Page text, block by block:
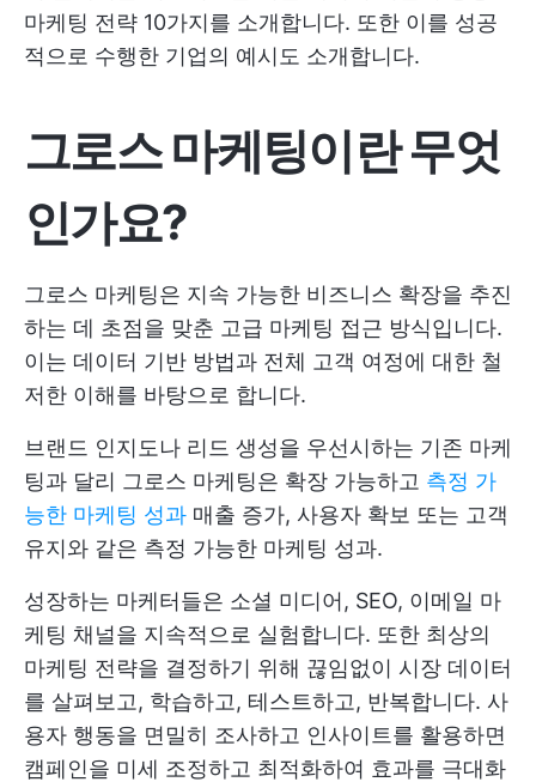
마케팅 전략 10가지를 소개합니다. 또한 이를 성공
적으로 수행한 기업의 예시도 소개합니다.
그로스 마케팅이란 무엇
인가요?
그로스 마케팅은 지속 가능한 비즈니스 확장을 추진
하는 데 초점을 맞춘 고급 마케팅 접근 방식입니다.
이는 데이터 기반 방법과 전체 고객 여정에 대한 철
저한 이해를 바탕으로 합니다.
브랜드 인지도나 리드 생성을 우선시하는 기존 마케
팅과 달리 그로스 마케팅은 확장 가능하고 측정 가
능한 마케팅 성과 매출 증가, 사용자 확보 또는 고객
유지와 같은 측정 가능한 마케팅 성과.
성장하는 마케터들은 소셜 미디어, SEO, 이메일 마
케팅 채널을 지속적으로 실험합니다. 또한 최상의
마케팅 전략을 결정하기 위해 끊임없이 시장 데이터
를 살펴보고, 학습하고, 테스트하고, 반복합니다. 사
용자 행동을 면밀히 조사하고 인사이트를 활용하면
캠페인을 미세 조정하고 최적화하여 효과를 극대화